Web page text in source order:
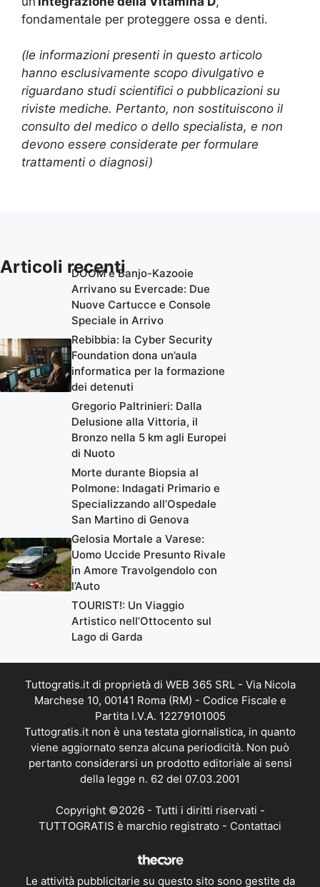
fondamentale per proteggere ossa e denti.
(le informazioni presenti in questo articolo
hanno esclusivamente scopo divulgativo e
riguardano studi scientifici o pubblicazioni su
riviste mediche. Pertanto, non sostituiscono il
consulto del medico o dello specialista, e non
devono essere considerate per formulare
trattamenti o diagnosi)
Articoli recentiDOOM e Banjo-Kazooie
Arrivano su Evercade: Due
Nuove Cartucce e Console
Speciale in Arrivo
Rebibbia: la Cyber Security
Foundation dona un’aula
informatica per la formazione
dei detenuti
Gregorio Paltrinieri: Dalla
Delusione alla Vittoria, il
Bronzo nella 5 km agli Europei
di Nuoto
Morte durante Biopsia al
Polmone: Indagati Primario e
Specializzando all’Ospedale
San Martino di Genova
Gelosia Mortale a Varese:
Uomo Uccide Presunto Rivale
in Amore Travolgendolo con
l’Auto
TOURIST!: Un Viaggio
Artistico nell’Ottocento sul
Lago di Garda
Tuttogratis.it di proprietà di WEB 365 SRL - Via Nicola
Marchese 10, 00141 Roma (RM) - Codice Fiscale e
Partita I.V.A. 12279101005
Tuttogratis.it non è una testata giornalistica, in quanto
viene aggiornato senza alcuna periodicità. Non può
pertanto considerarsi un prodotto editoriale ai sensi
della legge n. 62 del 07.03.2001
Copyright ©2026 - Tutti i diritti riservati -
TUTTOGRATIS è marchio registrato - Contattaci
Le attività pubblicitarie su questo sito sono gestite da